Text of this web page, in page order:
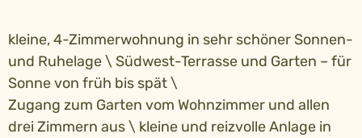
kleine, 4-Zimmerwohnung in sehr schöner Sonnen-
und Ruhelage \ Südwest-Terrasse und Garten – für
Sonne von früh bis spät \
Zugang zum Garten vom Wohnzimmer und allen
drei Zimmern aus \ kleine und reizvolle Anlage in